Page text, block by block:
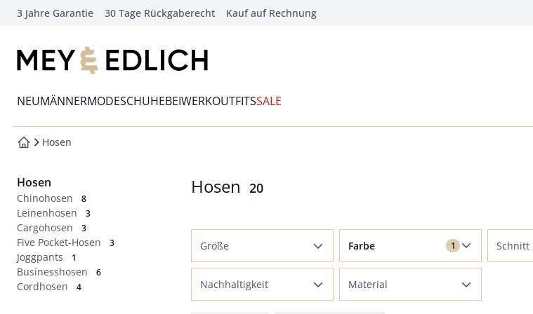
springen
springen
springen
springen
3 Jahre Garantie 30 Tage Rückgaberecht Kauf auf Rechnung
zur Startseite
Wechsel in das Menü mit Pfeil-Runter Taste
NEUMÄNNERMODESCHUHEBEIWERKOUTFITSSALE
zur Startseite
Hosen
Hosen
Chinohosen 8
Leinenhosen 3
Cargohosen 3
Five Pocket-Hosen 3
Joggpants 1
Businesshosen 6
Cordhosen 4
Hosen Ergebnisse
20
Größe
Normalgrößen
46 48 50 52
Filter für Farbe Braun angewendet
Farbe 1
Beige
Schnitt
Nachhaltigkeit Material